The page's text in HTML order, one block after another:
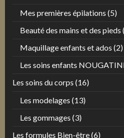
Mes premières épilations (5)
Beauté des mains et des pieds
Maquillage enfants et ados (2)
Les soins enfants
Les soins du corps (16)
Les modelages (13)
Les gommages (3)
Les formules Bien-être(6)